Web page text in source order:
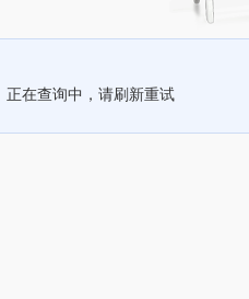
正在查询中，请刷新重试